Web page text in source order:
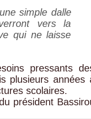
simple dalle
vers la
qui ne laisse
pressants
plusieurs années
scolaires.
président